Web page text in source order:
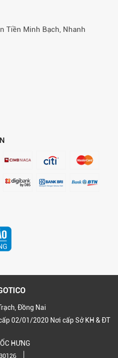
Tiền Minh Bạch, Nhanh
Đồng Nai
02/01/2020 Nơi cấp Sở KH & ĐT
HƯNG